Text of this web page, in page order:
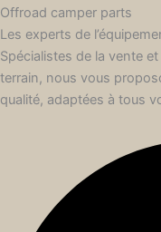
Offroad camper parts
Les experts de
Spécialistes de la vente
terrain, nous vous
qualité, adaptées à tous